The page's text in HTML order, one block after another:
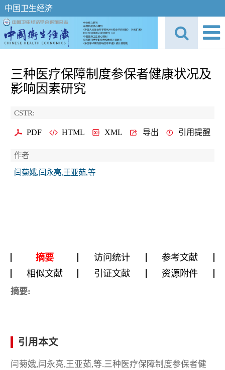
中国卫生经济
三种医疗保障制度参保者健康状况及
影响因素研究
CSTR:
PDF HTML XML 导出 引用提醒
作者
闫菊娥,闫永亮,王亚茹,等
摘要 访问统计
参考文献
相似文献
引证文献 资源附件
摘要:
引用本文
闫菊娥,闫永亮,王亚茹,等.三种医疗保障制度参保者健